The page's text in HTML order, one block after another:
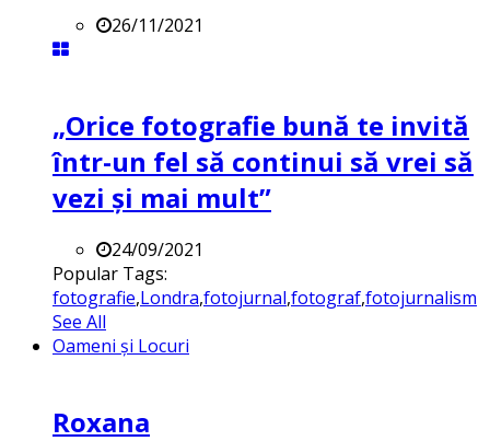
26/11/2021
„Orice fotografie bună te invită
într-un fel să continui să vrei să
vezi și mai mult”
24/09/2021
Popular Tags:
fotografie,Londra,fotojurnal,fotograf,fotojurnalism
See All
Oameni și Locuri
Roxana